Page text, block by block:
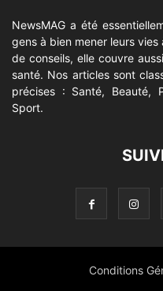
NewsMAG a été
gens à bien mener leurs vies
de conseils, elle couvre
santé. Nos articles sont
précises : Santé, Beauté,
Sport.
Conditions